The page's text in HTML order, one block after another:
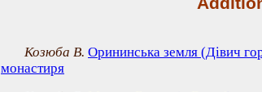
Козюба В. Орининська земля (Дівич
монастиря